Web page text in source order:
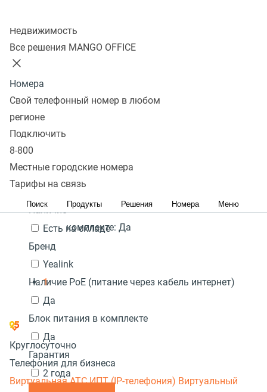
Недвижимость
Все решения MANGO OFFICE
Номера
Свой телефонный номер в любом
регионе
Подключить
8-800
Местные городские номера
Тарифы на связь
Поиск Продукты Решения Номера Меню
В избранном 0 товаров
Сбросить
Популярные
Популярные
С высоким рейтингом
Цена, руб.:
Наличие
Есть на складе
Бренд
Yealink
Наличие PoE (питание через кабель интернет)
Да
Блок питания в комплекте
Да
Гарантия
2 года
Перейти в
избранное
сравнение
через кабель
интернет):
Блок питания в
комплекте: Да
1
Круглосуточно
Телефония для бизнеса
Виртуальная АТСИПТ (IP-телефония) Виртуальный